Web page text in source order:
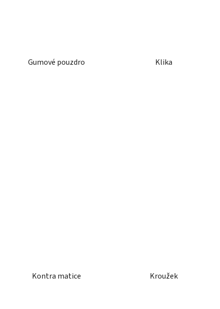
Gumové pouzdro Klika
Kontra matice Kroužek